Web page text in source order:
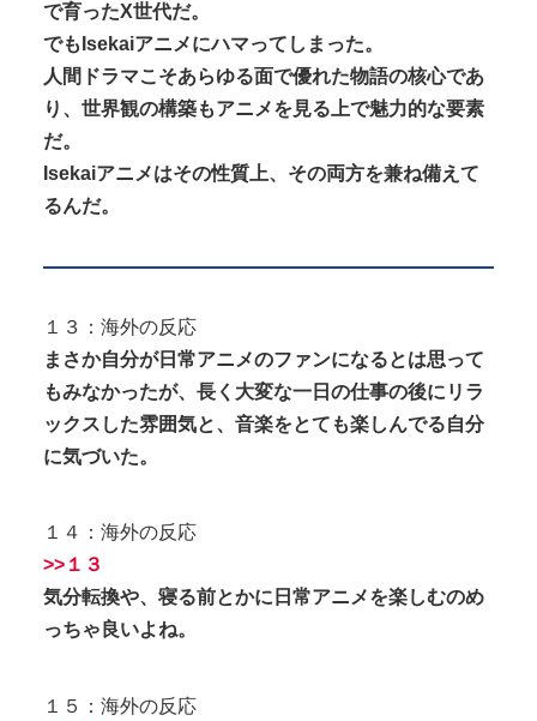
で育ったX世代だ。
でもIsekaiアニメにハマってしまった。
人間ドラマこそあらゆる面で優れた物語の核心であ
り、世界観の構築もアニメを見る上で魅力的な要素
だ。
Isekaiアニメはその性質上、その両方を兼ね備えて
るんだ。
１３：海外の反応
まさか自分が日常アニメのファンになるとは思って
もみなかったが、長く大変な一日の仕事の後にリラ
ックスした雰囲気と、音楽をとても楽しんでる自分
に気づいた。
１４：海外の反応
>>１３
気分転換や、寝る前とかに日常アニメを楽しむのめ
っちゃ良いよね。
１５：海外の反応